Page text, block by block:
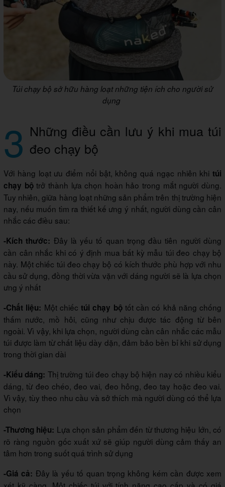
Túi chạy bộ sở hữu hàng loạt những tiện ích cho người sử
dụng
3 Những điều cần lưu ý khi mua túi
đeo chạy bộ
Với hàng loạt ưu điểm nổi bật, không quá ngạc nhiên khi túi
chạy bộtrở thành lựa chọn hoàn hảo trong mắt người dùng.
Tuy nhiên, giữa hàng loạt những sản phẩm trên thị trường hiện
nay, nếu muốn tìm ra thiết kế ưng ý nhất, người dùng cần cân
nhắc các điều sau:
-Kích thước: Đây là yếu tố quan trọng đầu tiên người dùng
cần cân nhắc khi có ý định mua bất kỳ mẫu túi đeo chạy bộ
này. Một chiếc túi đeo chạy bộ có kích thước phù hợp với nhu
cầu sử dụng, đồng thời vừa vặn với dáng người sẽ là lựa chọn
ưng ý nhất
-Chất liệu: Một chiếc túi chạy bộtốt cần có khả năng chống
thấm nước, mồ hôi, cũng như chịu được tác động từ bên
ngoài. Vì vậy, khi lựa chọn, người dùng cần cân nhắc các mẫu
túi được làm từ chất liệu dày dặn, đảm bảo bền bỉ khi sử dụng
trong thời gian dài
-Kiểu dáng: Thị trường túi đeo chạy bộ hiện nay có nhiều kiểu
dáng, từ đeo chéo, đeo vai, đeo hông, đeo tay hoặc đeo vai.
Vì vậy, tùy theo nhu cầu và sở thích mà người dùng có thể lựa
chọn
-Thương hiệu: Lựa chọn sản phẩm đến từ thương hiệu lớn, có
rõ ràng nguồn gốc xuất xứ sẽ giúp người dùng cảm thấy an
tâm hơn trong suốt quá trình sử dụng
-Giá cả: Đây là yếu tố quan trọng không kém cần được xem